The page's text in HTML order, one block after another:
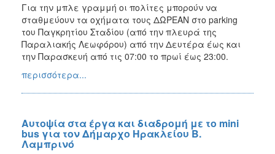
Για την μπλε γραμμή οι πολίτες μπορούν να
σταθμεύουν τα οχήματα τους ΔΩΡΕΑΝ στο parking
του Παγκρητίου Σταδίου (από την πλευρά της
Παραλιακής Λεωφόρου) από την Δευτέρα έως και
την Παρασκευή από τις 07:00 το πρωί έως 23:00.
περισσότερα...
Αυτοψία στα έργα και διαδρομή με το mini
bus για τον Δήμαρχο Ηρακλείου Β.
Λαμπρινό